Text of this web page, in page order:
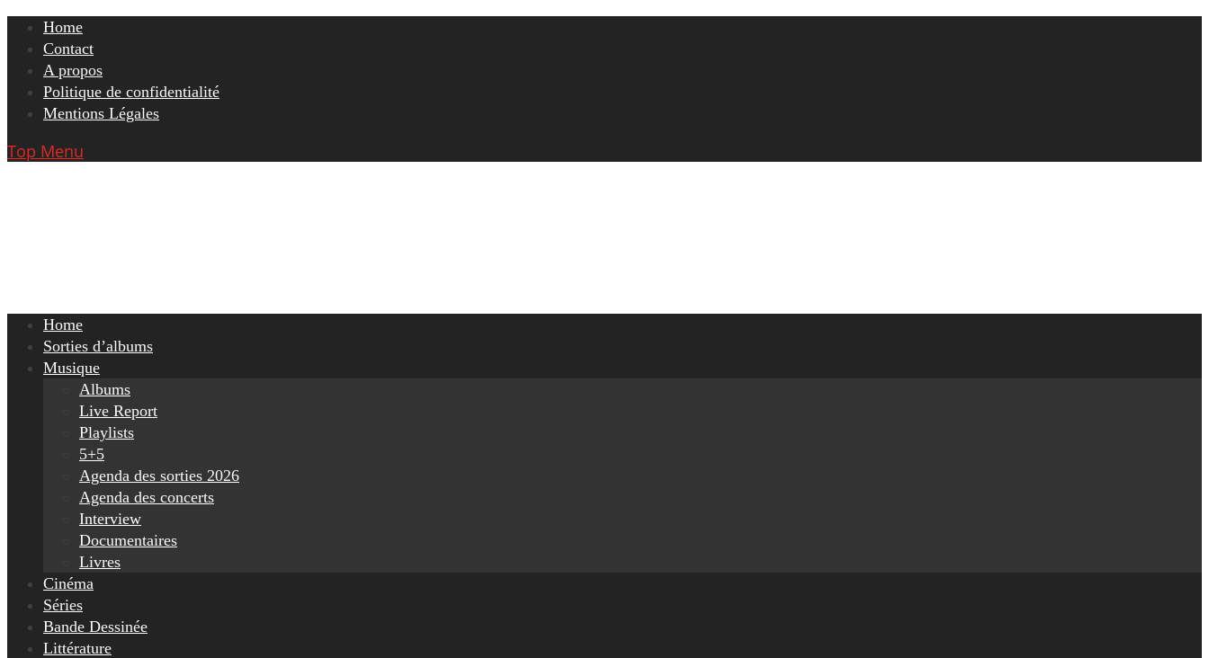
Skip
content
Home
Contact
A propos
Politique de confidentialité
Mentions Légales
Top Menu
Home
Sorties d’albums
Musique
Albums
Live Report
Playlists
5+5
Agenda des sorties 2026
Agenda des concerts
Interview
Documentaires
Livres
Cinéma
Séries
Bande Dessinée
Littérature